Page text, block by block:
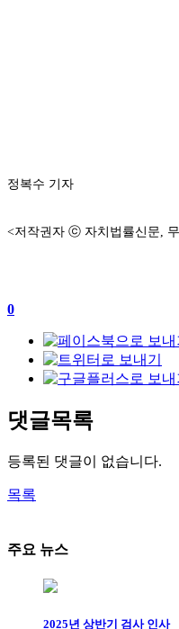
정복수 기자
<저작권자 ⓒ 자치법률신문,
0
댓글목록
등록된 댓글이 없습니다.
목록
주요 뉴스
2025년 상반기 검사 인사